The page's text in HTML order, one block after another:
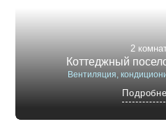
2
Коттеджный
Вентиляция,